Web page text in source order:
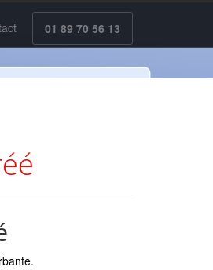
01 89 70 56 13